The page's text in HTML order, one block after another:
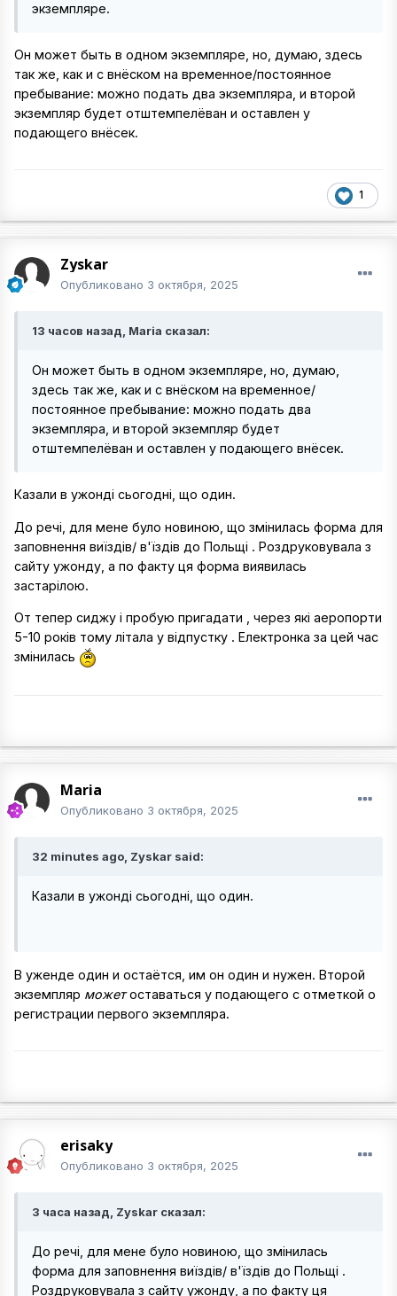
экземпляре.
Oн может быть в одном экземпляре, но, думаю, здесь
так же, как и с внёском на временное/постоянное
пребывание: можно подать два экземпляра, и второй
экземпляр будет отштемпелёван и оставлен у
подающего внёсек.
1
Zyskar
Опубликовано 3 октября, 2025
13 часов назад, Maria сказал:
Oн может быть в одном экземпляре, но, думаю,
здесь так же, как и с внёском на временное/
постоянное пребывание: можно подать два
экземпляра, и второй экземпляр будет
отштемпелёван и оставлен у подающего внёсек.
Казали в ужонді сьогодні, що один.
До речі, для мене було новиною, що змінилась форма для
заповнення виїздів/ в'їздів до Польщі . Роздруковувала з
сайту ужонду, а по факту ця форма виявилась
застарілою.
От тепер сиджу і пробую пригадати , через які аеропорти
5-10 років тому літала у відпустку . Електронка за цей час
змінилась
Maria
Опубликовано 3 октября, 2025
32 minutes ago, Zyskar said:
Казали в ужонді сьогодні, що один.
В уженде один и остаётся, им он один и нужен. Второй
экземпляр можетоставаться у подающего с отметкой о
регистрации первого экземпляра.
erisaky
Опубликовано 3 октября, 2025
3 часа назад, Zyskar сказал:
До речі, для мене було новиною, що змінилась
форма для заповнення виїздів/ в'їздів до Польщі .
Роздруковувала з сайту ужонду, а по факту ця